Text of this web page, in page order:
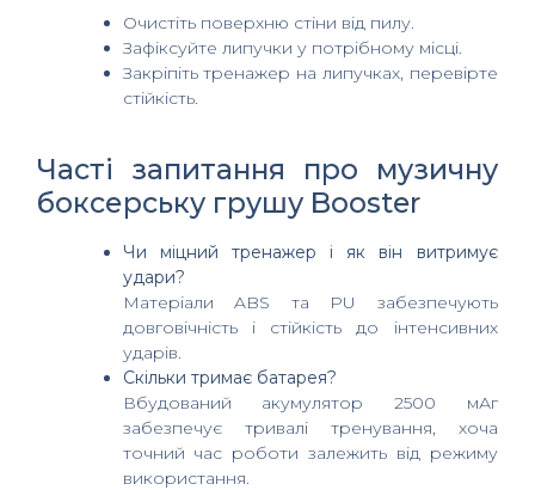
Очистіть поверхню стіни від пилу.
Зафіксуйте липучки у потрібному місці.
Закріпіть тренажер на липучках, перевірте
стійкість.
Часті запитання про музичну
боксерську грушу Booster
Чи міцний тренажер і як він витримує
удари?
Матеріали ABS та PU забезпечують
довговічність і стійкість до інтенсивних
ударів.
Скільки тримає батарея?
Вбудований акумулятор 2500 мАг
забезпечує тривалі тренування, хоча
точний час роботи залежить від режиму
використання.